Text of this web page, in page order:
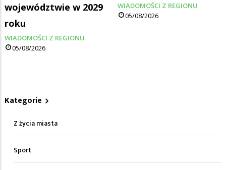
województwie w 2029
roku
WIADOMOŚCI Z REGIONU
05/08/2026
WIADOMOŚCI Z REGIONU
05/08/2026
Kategorie
Z życia miasta
Sport